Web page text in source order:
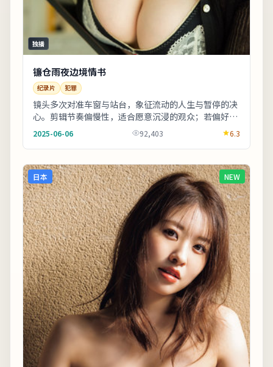
独播
镰仓雨夜边境情书
纪录片 犯罪
镜头多次对准车窗与站台，象征流动的人生与暂停的决
心。剪辑节奏偏慢性，适合愿意沉浸的观众；若偏好快
节奏可酌情快进前半。上线之后口碑分化属正常现
象，...
2025-06-06 92,403 6.3
日本 NEW